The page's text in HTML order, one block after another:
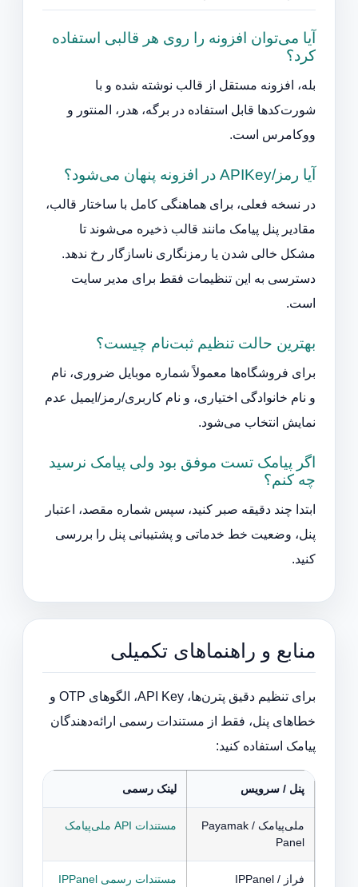
آیا می‌توان افزونه را روی هر قالبی استفاده
کرد؟
بله، افزونه مستقل از قالب نوشته شده و با
شورت‌کدها قابل استفاده در برگه، هدر، المنتور و
ووکامرس است.
آیا رمز/APIKey در افزونه پنهان می‌شود؟
در نسخه فعلی، برای هماهنگی کامل با ساختار قالب،
مقادیر پنل پیامک مانند قالب ذخیره می‌شوند تا
مشکل خالی شدن یا رمزنگاری ناسازگار رخ ندهد.
دسترسی به این تنظیمات فقط برای مدیر سایت
است.
بهترین حالت تنظیم ثبت‌نام چیست؟
برای فروشگاه‌ها معمولاً شماره موبایل ضروری، نام
و نام خانوادگی اختیاری، و نام کاربری/رمز/ایمیل عدم
نمایش انتخاب می‌شود.
اگر پیامک تست موفق بود ولی پیامک نرسید
چه کنم؟
ابتدا چند دقیقه صبر کنید، سپس شماره مقصد، اعتبار
پنل، وضعیت خط خدماتی و پشتیبانی پنل را بررسی
کنید.
منابع و راهنماهای تکمیلی
برای تنظیم دقیق پترن‌ها، API Key، الگوهای OTP و
خطاهای پنل، فقط از مستندات رسمی ارائه‌دهندگان
پیامک استفاده کنید:
پنل / سرویس لینک رسمی
ملی‌پیامک / Payamak
Panel
مستندات API ملی‌پیامک
فراز / IPPanel
مستندات رسمی IPPanel